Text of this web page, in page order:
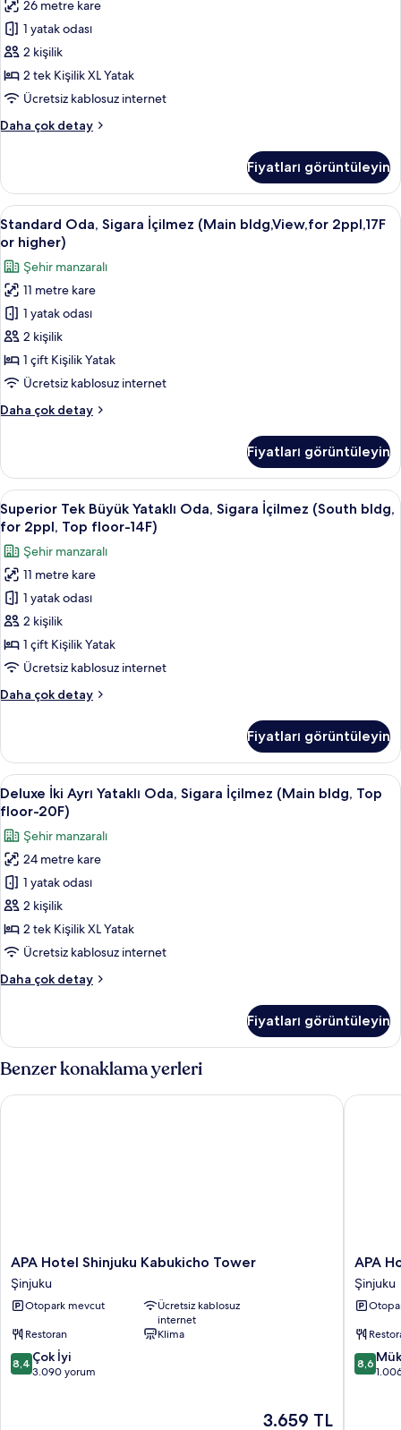
not
specified)
hakkında
fazla
detay
Oda,
Sigara
İçilmez
(South
bldg,
2ppl,
14F)
için
tüm
fotoğrafları
görün
26 metre kare
1 yatak odası
2 kişilik
2 tek Kişilik XL Yatak
Ücretsiz kablosuz internet
Daha çok detay
Superior
Oda,
Sigara
İçilmez
(South
for
2ppl,
Top
floor-
14F)
daha
fazla
Fiyatları görüntüleyin
Standard
Oda,
Sigara
İçilmez
(Main
bldg,View,for
2ppl,17F
or
higher)
tüm
Standard Oda, Sigara İçilmez (Main
38
Standard Oda, Sigara İçilmez (Main bldg,View,for 2ppl,17F
or higher)
Şehir manzaralı
11 metre kare
1 yatak odası
2 kişilik
1 çift Kişilik Yatak
Ücretsiz kablosuz internet
Daha çok detay
Standard
(Main
bldg,View,for
2ppl,17F
or
higher)
hakkında
daha
fazla
detay
Fiyatları görüntüleyin
Superior
Tek
Büyük
Yataklı
Oda,
Sigara
İçilmez
(South
bldg,
2ppl,
14F)
için
tüm
fotoğrafları
görün
Superior Tek Büyük Yataklı Oda,
37
Superior Tek Büyük Yataklı Oda, Sigara İçilmez (South bldg,
for 2ppl, Top floor-14F)
Şehir manzaralı
11 metre kare
1 yatak odası
2 kişilik
1 çift Kişilik Yatak
Ücretsiz kablosuz internet
Daha çok detay
Superior
Oda,
Sigara
İçilmez
(South
for
2ppl,
Top
floor-
14F)
daha
fazla
Fiyatları görüntüleyin
Deluxe
İki
Ayrı
Yataklı
Oda,
Sigara
İçilmez
(Main
bldg,
floor-
tüm
fotoğrafları
görün
Deluxe İki Ayrı Yataklı Oda, Sigara
36
Deluxe İki Ayrı Yataklı Oda, Sigara İçilmez (Main bldg, Top
floor-20F)
Şehir manzaralı
24 metre kare
1 yatak odası
2 kişilik
2 tek Kişilik XL Yatak
Ücretsiz kablosuz internet
Daha çok detay
Deluxe
Oda,
Sigara
İçilmez
(Main
bldg,
Fiyatları görüntüleyin
Benzer konaklama yerleri
APA
Hotel
Shinjuku
Kabukicho
Şinjuku
APA Hotel Shinjuku Kabukicho Tower
Şinjuku
Otopark mevcut
Ücretsiz kablosuz
internet
Restoran
Klima
10
üzerinden
8,4 Çok İyi
3.090 yorum
Güncel
3.659 TL
APA Hotel Shinjuku Kabukicho Tower
APA
Hotel
Shinjuku
Şinjuku
APA
Şinjuku
10
8,6
APA